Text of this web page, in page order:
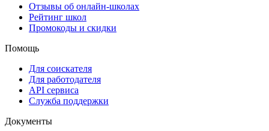
Отзывы об онлайн-школах
Рейтинг школ
Промокоды и скидки
Помощь
Для соискателя
Для работодателя
API сервиса
Служба поддержки
Документы